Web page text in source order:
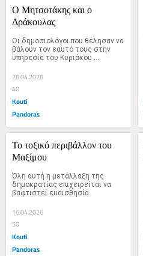
Ο Μητσοτάκης και ο
Δράκουλας
Οι δημοσιολόγοι που θέλησαν να
βάλουν τον εαυτό τους στην
υπηρεσία του Κυριάκου
Μητσοτάκη για να…
26.04.2026
40
Kouti
Pandoras
Το τοξικό περιβάλλον του
Μαξίμου
Όλη αυτή η μετάλλαξη της
δημοκρατίας επιχειρείται να
βαφτιστεί ευαισθησία
16.04.2026
50
Kouti
Pandoras